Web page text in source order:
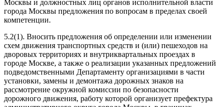
Москвы и должностных лиц органов исполнительной власти
города Москвы предложения по вопросам в пределах своей
компетенции.
5.2(1). Вносить предложения об определении или изменении
схем движения транспортных средств и (или) пешеходов на
дворовых территориях и внутриквартальных проездах в
городе Москве, а также о реализации указанных предложений
подведомственными Департаменту организациями в части
установки, замены и демонтажа дорожных знаков на
рассмотрение окружной комиссии по безопасности
дорожного движения, работу которой организует префектура